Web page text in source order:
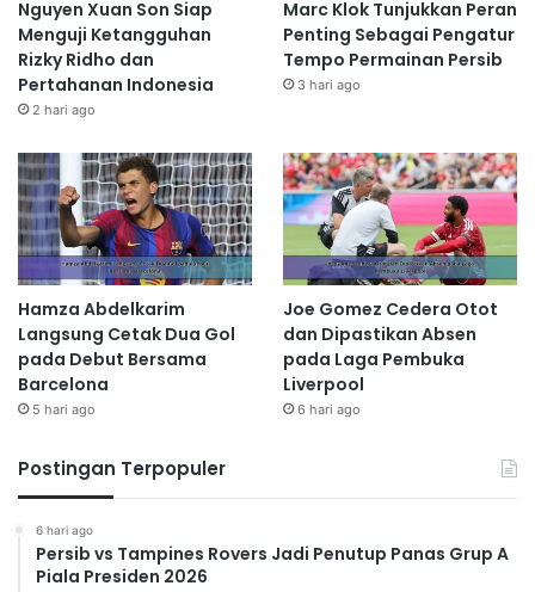
Nguyen Xuan Son Siap
Menguji Ketangguhan
Rizky Ridho dan
Pertahanan Indonesia
2 hari ago
Marc Klok Tunjukkan Peran
Penting Sebagai Pengatur
Tempo Permainan Persib
3 hari ago
Hamza Abdelkarim
Langsung Cetak Dua Gol
pada Debut Bersama
Barcelona
5 hari ago
Joe Gomez Cedera Otot
dan Dipastikan Absen
pada Laga Pembuka
Liverpool
6 hari ago
Postingan Terpopuler
6 hari ago
Persib vs Tampines Rovers Jadi Penutup Panas Grup A
Piala Presiden 2026